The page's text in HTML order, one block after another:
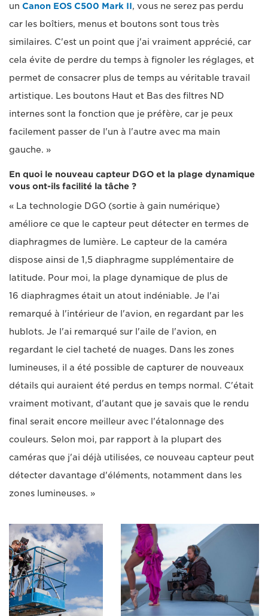
un Canon EOS C500 Mark II, vous ne serez pas perdu
car les boîtiers, menus et boutons sont tous très
similaires. C'est un point que j'ai vraiment apprécié, car
cela évite de perdre du temps à fignoler les réglages, et
permet de consacrer plus de temps au véritable travail
artistique. Les boutons Haut et Bas des filtres ND
internes sont la fonction que je préfère, car je peux
facilement passer de l'un à l'autre avec ma main
gauche. »
En quoi le nouveau capteur DGO et la plage dynamique
vous ont-ils facilité la tâche ?
« La technologie DGO (sortie à gain numérique)
améliore ce que le capteur peut détecter en termes de
diaphragmes de lumière. Le capteur de la caméra
dispose ainsi de 1,5 diaphragme supplémentaire de
latitude. Pour moi, la plage dynamique de plus de
16 diaphragmes était un atout indéniable. Je l'ai
remarqué à l'intérieur de l'avion, en regardant par les
hublots. Je l'ai remarqué sur l'aile de l'avion, en
regardant le ciel tacheté de nuages. Dans les zones
lumineuses, il a été possible de capturer de nouveaux
détails qui auraient été perdus en temps normal. C'était
vraiment motivant, d'autant que je savais que le rendu
final serait encore meilleur avec l'étalonnage des
couleurs. Selon moi, par rapport à la plupart des
caméras que j'ai déjà utilisées, ce nouveau capteur peut
détecter davantage d'éléments, notamment dans les
zones lumineuses. »